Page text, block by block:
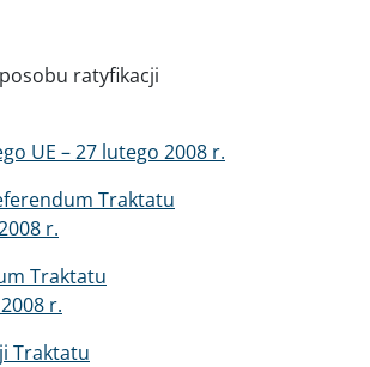
ratyfikacji
UE – 27 lutego 2008 r.
Traktatu
r.
Traktatu
r.
Traktatu